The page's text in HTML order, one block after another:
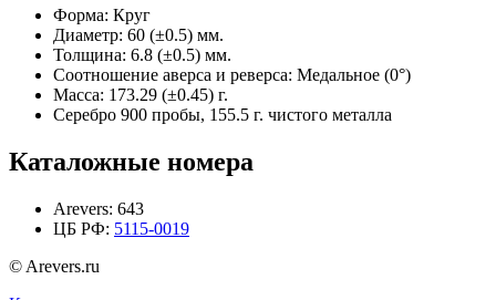
Форма: Круг
Диаметр: 60 (±0.5) мм.
Толщина: 6.8 (±0.5) мм.
Соотношение аверса и реверса: Медальное (0°)
Масса: 173.29 (±0.45) г.
Серебро 900 пробы, 155.5 г. чистого металла
Каталожные номера
Arevers: 643
ЦБ РФ: 5115-0019
© Arevers.ru